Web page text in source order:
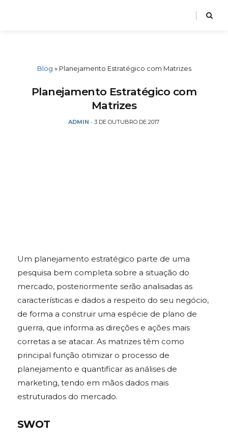
Blog » Planejamento Estratégico com Matrizes
Planejamento Estratégico com
Matrizes
ADMIN - 3 DE OUTUBRO DE 2017
Um planejamento estratégico parte de uma
pesquisa bem completa sobre a situação do
mercado, posteriormente serão analisadas as
características e dados a respeito do seu negócio,
de forma a construir uma espécie de plano de
guerra, que informa as direções e ações mais
corretas a se atacar. As matrizes têm como
principal função otimizar o processo de
planejamento e quantificar as análises de
marketing, tendo em mãos dados mais
estruturados do mercado.
SWOT